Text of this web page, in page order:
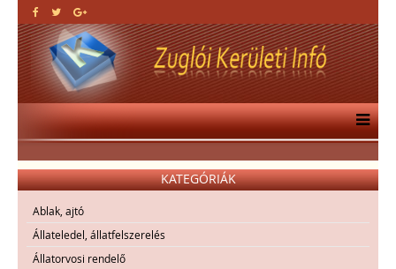
KATEGÓRIÁK
Ablak, ajtó
Állateledel, állatfelszerelés
Állatorvosi rendelő